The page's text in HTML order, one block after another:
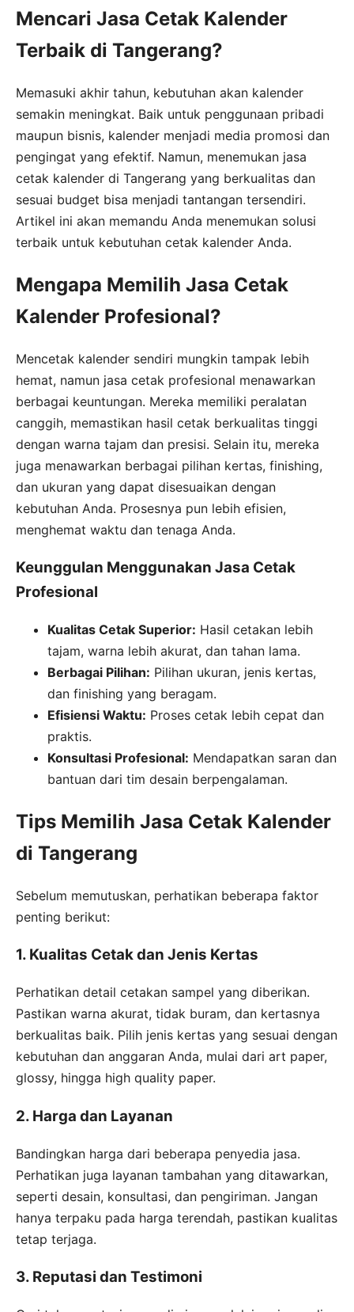
Mencari Jasa Cetak Kalender
Terbaik di Tangerang?
Memasuki akhir tahun, kebutuhan akan kalender
semakin meningkat. Baik untuk penggunaan pribadi
maupun bisnis, kalender menjadi media promosi dan
pengingat yang efektif. Namun, menemukan jasa
cetak kalender di Tangerang yang berkualitas dan
sesuai budget bisa menjadi tantangan tersendiri.
Artikel ini akan memandu Anda menemukan solusi
terbaik untuk kebutuhan cetak kalender Anda.
Mengapa Memilih Jasa Cetak
Kalender Profesional?
Mencetak kalender sendiri mungkin tampak lebih
hemat, namun jasa cetak profesional menawarkan
berbagai keuntungan. Mereka memiliki peralatan
canggih, memastikan hasil cetak berkualitas tinggi
dengan warna tajam dan presisi. Selain itu, mereka
juga menawarkan berbagai pilihan kertas, finishing,
dan ukuran yang dapat disesuaikan dengan
kebutuhan Anda. Prosesnya pun lebih efisien,
menghemat waktu dan tenaga Anda.
Keunggulan Menggunakan Jasa Cetak
Profesional
Kualitas Cetak Superior: Hasil cetakan lebih
tajam, warna lebih akurat, dan tahan lama.
Berbagai Pilihan: Pilihan ukuran, jenis kertas,
dan finishing yang beragam.
Efisiensi Waktu: Proses cetak lebih cepat dan
praktis.
Konsultasi Profesional: Mendapatkan saran dan
bantuan dari tim desain berpengalaman.
Tips Memilih Jasa Cetak Kalender
di Tangerang
Sebelum memutuskan, perhatikan beberapa faktor
penting berikut:
1. Kualitas Cetak dan Jenis Kertas
Perhatikan detail cetakan sampel yang diberikan.
Pastikan warna akurat, tidak buram, dan kertasnya
berkualitas baik. Pilih jenis kertas yang sesuai dengan
kebutuhan dan anggaran Anda, mulai dari art paper,
glossy, hingga high quality paper.
2. Harga dan Layanan
Bandingkan harga dari beberapa penyedia jasa.
Perhatikan juga layanan tambahan yang ditawarkan,
seperti desain, konsultasi, dan pengiriman. Jangan
hanya terpaku pada harga terendah, pastikan kualitas
tetap terjaga.
3. Reputasi dan Testimoni